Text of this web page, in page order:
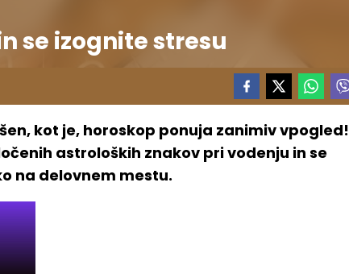
se izognite stresu
kot je, horoskop ponuja zanimiv vpogled!
astroloških znakov pri vodenju in se
na delovnem mestu.